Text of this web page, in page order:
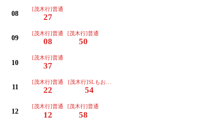
08
[茂木行]普通
27
09
[茂木行]普通
08
[茂木行]普通
50
10
[茂木行]普通
37
11
[茂木行]普通
22
[茂木行]SLもおか号(運転日注意)
54
12
[茂木行]普通
12
[茂木行]普通
58